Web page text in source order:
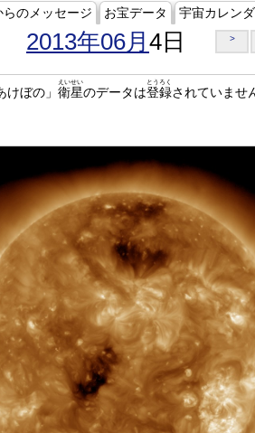
らのメッセージ お宝データ 宇宙カレン
2013年06月 4日 >
けぼの」 衛星
えいせい
のデータは登録
とうろく
されていませ